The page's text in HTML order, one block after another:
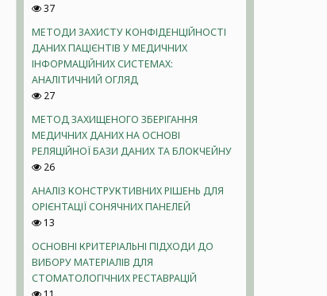
37
МЕТОДИ ЗАХИСТУ КОНФІДЕНЦІЙНОСТІ
ДАНИХ ПАЦІЄНТІВ У МЕДИЧНИХ
ІНФОРМАЦІЙНИХ СИСТЕМАХ:
АНАЛІТИЧНИЙ ОГЛЯД
27
МЕТОД ЗАХИЩЕНОГО ЗБЕРІГАННЯ
МЕДИЧНИХ ДАНИХ НА ОСНОВІ
РЕЛЯЦІЙНОЇ БАЗИ ДАНИХ ТА БЛОКЧЕЙНУ
26
АНАЛІЗ КОНСТРУКТИВНИХ РІШЕНЬ ДЛЯ
ОРІЄНТАЦІЇ СОНЯЧНИХ ПАНЕЛЕЙ
13
ОСНОВНІ КРИТЕРІАЛЬНІ ПІДХОДИ ДО
ВИБОРУ МАТЕРІАЛІВ ДЛЯ
СТОМАТОЛОГІЧНИХ РЕСТАВРАЦІЙ